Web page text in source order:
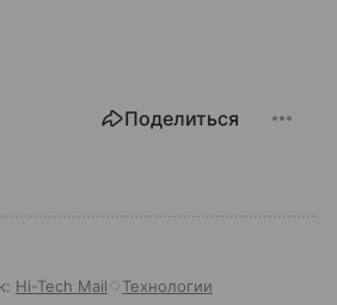
Поделиться
Hi-Tech Mail Технологии